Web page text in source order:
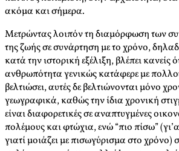
ακόμα και σήμερα.
Μετρώντας λοιπόν τη διαμόρφωση των
της ζωής σε συνάρτηση με το χρόνο,
κατά την ιστορική εξέλιξη, βλέπει κανείς
ανθρωπότητα γενικώς κατάφερε με
βελτιώσει, αυτές δε βελτιώνονται μόνο
γεωγραφικά, καθώς την ίδια χρονική
είναι διαφορετικές σε αναπτυγμένες
πολέμους και φτώχια, ενώ “πιο πίσω”
γιατί μοιάζει με πισωγύρισμα στο χρόνο)